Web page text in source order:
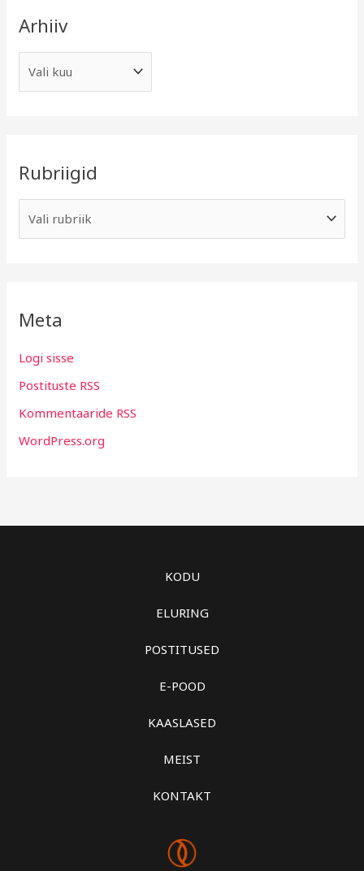
Arhiiv
Rubriigid
Meta
Logi sisse
Postituste RSS
Kommentaaride RSS
WordPress.org
KODU
ELURING
POSTITUSED
E-POOD
KAASLASED
MEIST
KONTAKT